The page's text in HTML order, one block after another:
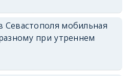
Севастополя мобильная
при утреннем